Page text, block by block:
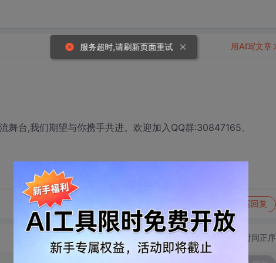
台,我们期望与你携手共进。欢迎加入QQ群:30847165。
转发到动态 写回复
用AI写文章
切换为时间正序
服务超时,请刷新页面重试